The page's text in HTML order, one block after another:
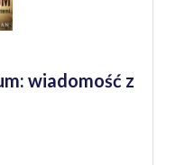
wiadomość z